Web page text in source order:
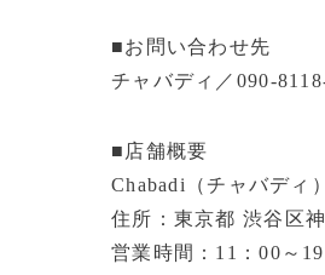
■お問い合わせ先
チャバディ／090-
■店舗概要
Chabadi（チャバディ）
住所：東京都 渋谷区
営業時間：11：00～